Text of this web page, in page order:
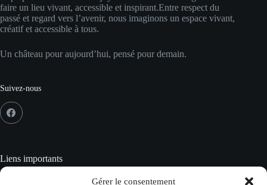
Gérer le consentement
faire un lieu vivant, accessible et inspirant.Entre respect du
passé et regard vers l’avenir, nous imaginons un espace vivant,
créatif et accessible à tous.
Un château pour aujourd’hui, pensé pour demain.
Suivez-nous
Liens importants